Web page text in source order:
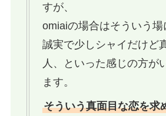
すが、
omiaiの場合はそういう場
誠実で少しシャイだけど
人、といった感じの方が
ます。
そういう真面目な恋を求